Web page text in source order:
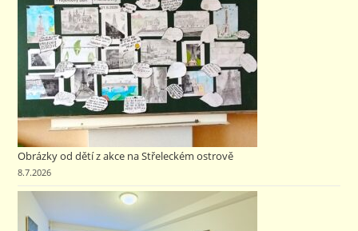
Obrázky od dětí z akce na Střeleckém ostrově
8.7.2026